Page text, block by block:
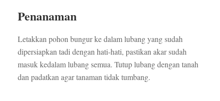
Penanaman
Letakkan pohon bungur ke dalam lubang yang sudah
dipersiapkan tadi dengan hati-hati, pastikan akar sudah
masuk kedalam lubang semua. Tutup lubang dengan tanah
dan padatkan agar tanaman tidak tumbang.